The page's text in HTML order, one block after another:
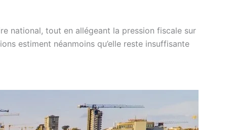
national, tout en allégeant la pression fiscale sur
estiment néanmoins qu’elle reste insuffisante